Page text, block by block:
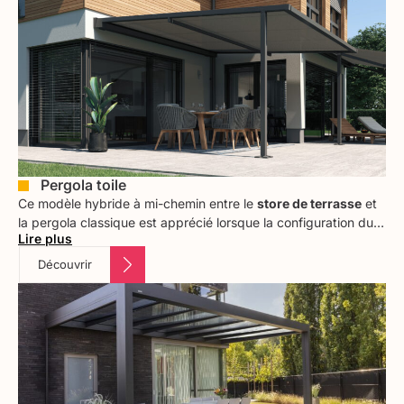
rigoureux du massif vosgien.
Pergola toile
Ce modèle hybride à mi-chemin entre le store de terrasse et
la pergola classique est apprécié lorsque la configuration du
mur ou de la façade ne permet pas la fixation d’un store
banne (lien interne). Disponible en version
charger visuellement l’espace.
Lire plus
Découvrir